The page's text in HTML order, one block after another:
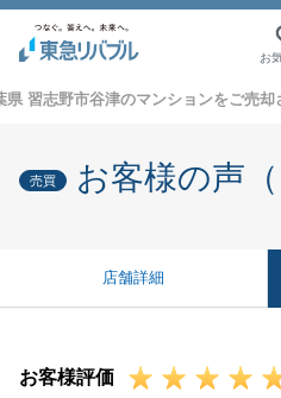
お
県 習志野市谷津のマンションをご売
売買 お客様の声（
店舗詳細
お客様評価